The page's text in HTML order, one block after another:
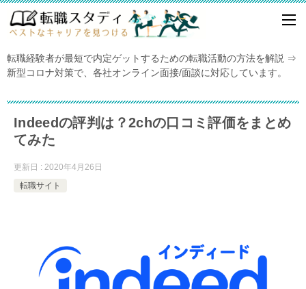
転職経験者が最短で内定ゲットするための転職活動の方法を解説 ⇒
新型コロナ対策で、各社オンライン面接/面談に対応しています。
Indeedの評判は？2chの口コミ評価をまとめ
てみた
更新日 : 2020年4月26日
転職サイト